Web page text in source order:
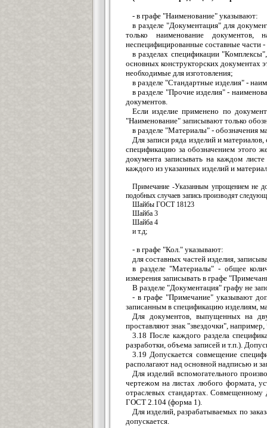
- в графе "Наименование" указывают:
в разделе "Документация" для
только наименование
неспецифицированные составные части
в разделах спецификации
основных конструкторских документах
необходимые для изготовления;
в разделе "Стандартные изделия" -
в разделе "Прочие изделия" -
документов.
Если изделие применено по
"Наименование" записывают только
в разделе "Материалы" - обозначения
Для записи ряда изделий и
спецификацию за обозначением этого
документа записывать на каждом
каждого из указанных изделий и
Примечание -Указанным упрощением не
подобных случаев запись производят
Шайбы ГОСТ 18123
Шайба 3
Шайба 4
и т.д;
- в графе "Кол." указывают:
для составных частей изделия,
в разделе "Материалы" - общее
измерения записывать в графе
В разделе "Документация" графу не
- в графе "Примечание" указывают
записанным в спецификацию изделиям,
Для документов, выпущенных на
проставляют знак "звездочки",
3.18 После каждого раздела
разработки, объема записей и т.п.).
3.19 Допускается совмещение
располагают над основной надписью и
Для изделий вспомогательного
чертежом на листах любого формата,
отраслевых стандартах. Совмещенному
ГОСТ 2.104 (форма 1).
Для изделий, разрабатываемых по
допускается.